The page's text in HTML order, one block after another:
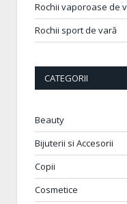
Rochii vaporoase de
Rochii sport de vară
CATEGORII
Beauty
Bijuterii si Accesorii
Copii
Cosmetice